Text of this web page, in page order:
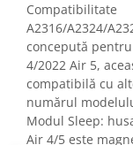
Ceasuri dama
Cutii, curele si
Genti si accesorii
Genti si accesorii
Imbracaminte
Imbracaminte femei
Compatibilitate
A2316/A2324/
concepută
4/2022 Air 5,
compatibilă cu
numărul
Modul Sleep:
Air 4/5 este